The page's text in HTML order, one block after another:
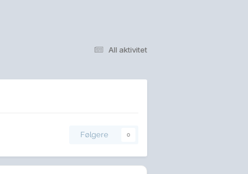
All aktivitet
Følgere 0